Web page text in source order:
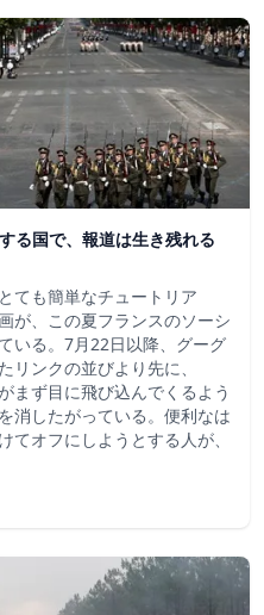
る国で、報道は生き残れる
ても簡単なチュートリア
が、この夏フランスのソーシ
いる。7月22日以降、グーグ
リンクの並びより先に、
まず目に飛び込んでくるよう
消したがっている。便利なは
オフにしようとする人が、